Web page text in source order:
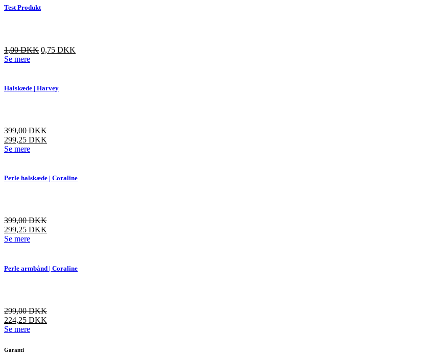
Test Produkt
Den
oprindelige
3,00 DKK.
1,00DKKDen
1,00 DKK.
0,75 DKK
Se mere
Halskæde | Harvey
399,00DKK
299,25 DKK
Se mereDette
flere
på
varesiden
Perle halskæde | Coraline
399,00DKK
299,25 DKK
Se mereDette
flere
på
varesiden
Perle armbånd | Coraline
299,00DKK
224,25 DKK
Se mereDette
Garanti